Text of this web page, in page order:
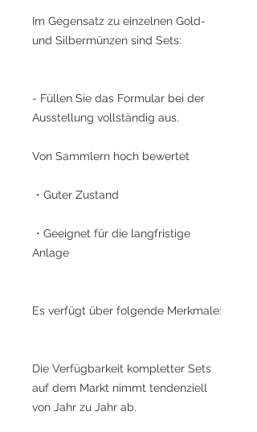
Im Gegensatz zu einzelnen Gold-
und Silbermünzen sind Sets:
- Füllen Sie das Formular bei der
Ausstellung vollständig aus.
Von Sammlern hoch bewertet
・Guter Zustand
・Geeignet für die langfristige
Anlage
Es verfügt über folgende Merkmale:
Die Verfügbarkeit kompletter Sets
auf dem Markt nimmt tendenziell
von Jahr zu Jahr ab.